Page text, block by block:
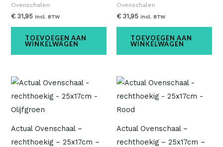
Ovenschalen
€31,95 incl. BTW
TOEVOEGEN AAN
WINKELWAGEN
Ovenschalen
€31,95 incl. BTW
TOEVOEGEN AAN
WINKELWAGEN
Actual Ovenschaal –
rechthoekig – 25x17cm –
Actual Ovenschaal –
rechthoekig – 25x17cm –